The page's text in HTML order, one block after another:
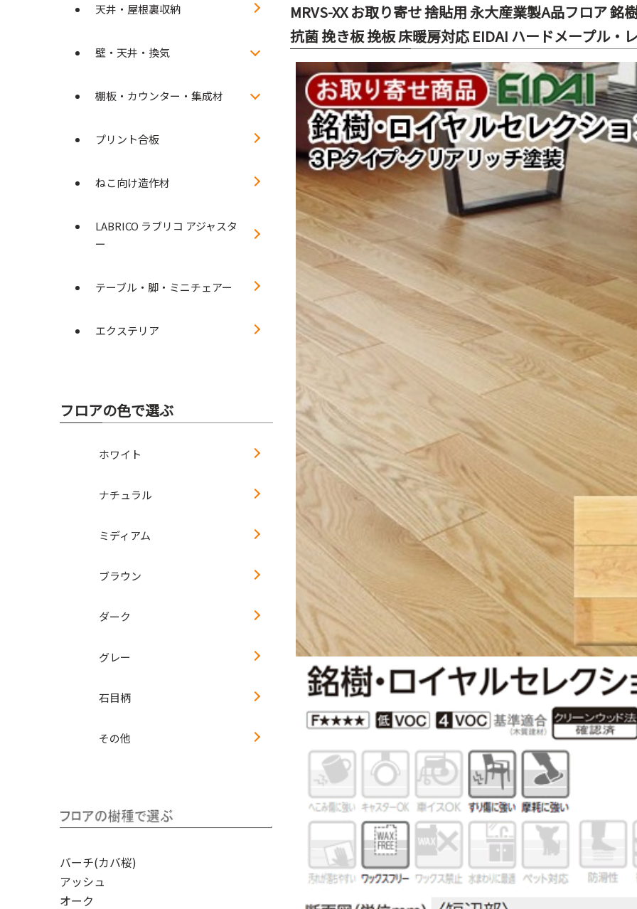
MRVS-XX お取り寄せ 捨貼用 永大産業製A品フロア
抗菌 挽き板 挽板 床暖房対応 EIDAI ハードメープル・
天井・屋根裏収納
壁・天井・換気
棚板・カウンター・集成材
プリント合板
ねこ向け造作材
LABRICO ラブリコ アジャスタ
ー
テーブル・脚・ミニチェアー
エクステリア
フロアの色で選ぶ
ホワイト
ナチュラル
ミディアム
ブラウン
ダーク
グレー
石目柄
その他
バーチ(カバ桜)
アッシュ
オーク